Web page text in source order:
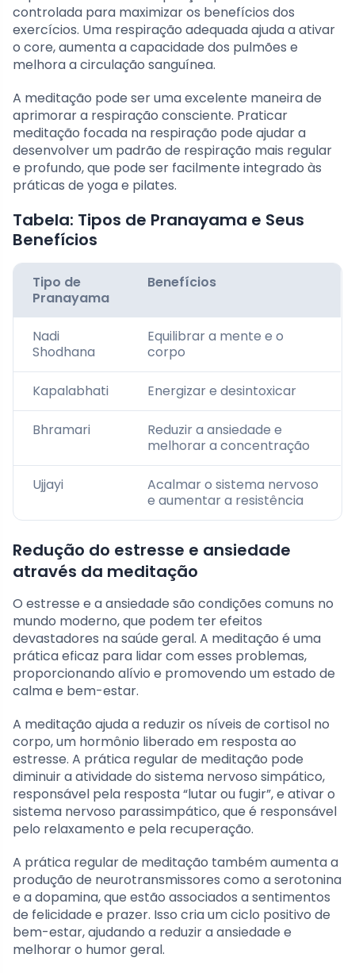
controlada para maximizar os benefícios dos
exercícios. Uma respiração adequada ajuda a ativar
o core, aumenta a capacidade dos pulmões e
melhora a circulação sanguínea.
A meditação pode ser uma excelente maneira de
aprimorar a respiração consciente. Praticar
meditação focada na respiração pode ajudar a
desenvolver um padrão de respiração mais regular
e profundo, que pode ser facilmente integrado às
práticas de yoga e pilates.
Tabela: Tipos de Pranayama e Seus
Benefícios
Tipo de
Pranayama
Benefícios
Nadi
Shodhana
Equilibrar a mente e o
corpo
Kapalabhati Energizar e desintoxicar
Bhramari
Reduzir a ansiedade e
melhorar a concentração
Ujjayi
Acalmar o sistema nervoso
e aumentar a resistência
Redução do estresse e ansiedade
através da meditação
O estresse e a ansiedade são condições comuns no
mundo moderno, que podem ter efeitos
devastadores na saúde geral. A meditação é uma
prática eficaz para lidar com esses problemas,
proporcionando alívio e promovendo um estado de
calma e bem-estar.
A meditação ajuda a reduzir os níveis de cortisol no
corpo, um hormônio liberado em resposta ao
estresse. A prática regular de meditação pode
diminuir a atividade do sistema nervoso simpático,
responsável pela resposta “lutar ou fugir”, e ativar o
sistema nervoso parassimpático, que é responsável
pelo relaxamento e pela recuperação.
A prática regular de meditação também aumenta a
produção de neurotransmissores como a serotonina
e a dopamina, que estão associados a sentimentos
de felicidade e prazer. Isso cria um ciclo positivo de
bem-estar, ajudando a reduzir a ansiedade e
melhorar o humor geral.